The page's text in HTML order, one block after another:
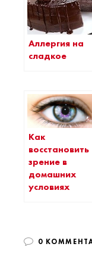
Аллергия на
сладкое
Как
восстановить
зрение в
домашних
условиях
0